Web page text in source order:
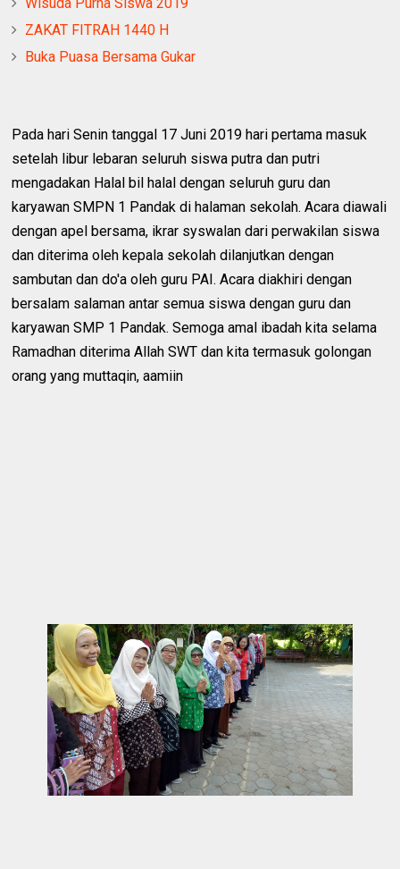
Wisuda Purna Siswa 2019
ZAKAT FITRAH 1440 H
Buka Puasa Bersama Gukar
Pada hari Senin tanggal 17 Juni 2019 hari pertama masuk
setelah libur lebaran seluruh siswa putra dan putri
mengadakan Halal bil halal dengan seluruh guru dan
karyawan SMPN 1 Pandak di halaman sekolah. Acara diawali
dengan apel bersama, ikrar syswalan dari perwakilan siswa
dan diterima oleh kepala sekolah dilanjutkan dengan
sambutan dan do'a oleh guru PAI. Acara diakhiri dengan
bersalam salaman antar semua siswa dengan guru dan
karyawan SMP 1 Pandak. Semoga amal ibadah kita selama
Ramadhan diterima Allah SWT dan kita termasuk golongan
orang yang muttaqin, aamiin